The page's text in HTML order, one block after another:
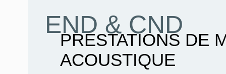
END & CND
PRESTATIONS DE
ACOUSTIQUE